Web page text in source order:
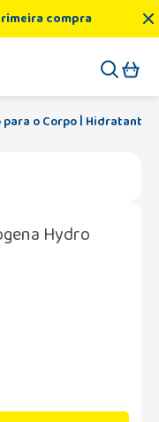
compra
o Corpo Hidratante
Hydro